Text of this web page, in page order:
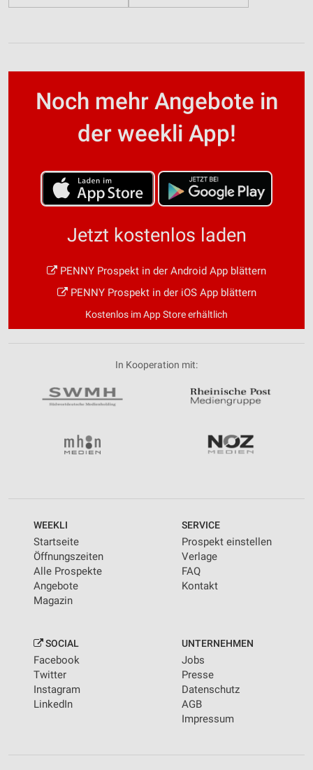
Noch mehr Angebote in
der weekli App!
Jetzt kostenlos laden
PENNY Prospekt in der Android App blättern
PENNY Prospekt in der iOS App blättern
Kostenlos im App Store erhältlich
In Kooperation mit:
WEEKLI
Startseite
Öffnungszeiten
Alle Prospekte
Angebote
Magazin
SERVICE
Prospekt einstellen
Verlage
FAQ
Kontakt
SOCIAL
Facebook
Twitter
Instagram
LinkedIn
UNTERNEHMEN
Jobs
Presse
Datenschutz
AGB
Impressum